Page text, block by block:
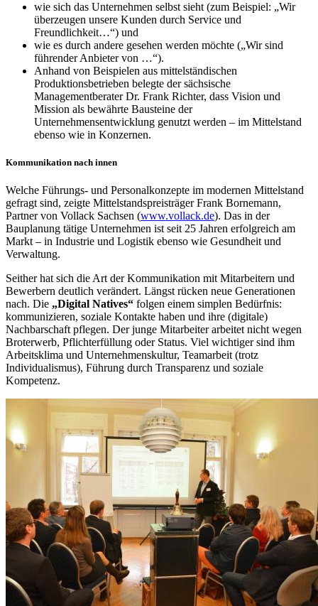
wie sich das Unternehmen selbst sieht (zum Beispiel: „Wir
überzeugen unsere Kunden durch Service und
Freundlichkeit…“) und
wie es durch andere gesehen werden möchte („Wir sind
führender Anbieter von …“).
Anhand von Beispielen aus mittelständischen
Produktionsbetrieben belegte der sächsische
Managementberater Dr. Frank Richter, dass Vision und
Mission als bewährte Bausteine der
Unternehmensentwicklung genutzt werden – im Mittelstand
ebenso wie in Konzernen.
Kommunikation nach innen
Welche Führungs- und Personalkonzepte im modernen Mittelstand
gefragt sind, zeigte Mittelstandspreisträger Frank Bornemann,
Partner von Vollack Sachsen (www.vollack.de). Das in der
Bauplanung tätige Unternehmen ist seit 25 Jahren erfolgreich am
Markt – in Industrie und Logistik ebenso wie Gesundheit und
Verwaltung.
Seither hat sich die Art der Kommunikation mit Mitarbeitern und
Bewerbern deutlich verändert. Längst rücken neue Generationen
nach. Die „Digital Natives“ folgen einem simplen Bedürfnis:
kommunizieren, soziale Kontakte haben und ihre (digitale)
Nachbarschaft pflegen. Der junge Mitarbeiter arbeitet nicht wegen
Broterwerb, Pflichterfüllung oder Status. Viel wichtiger sind ihm
Arbeitsklima und Unternehmenskultur, Teamarbeit (trotz
Individualismus), Führung durch Transparenz und soziale
Kompetenz.